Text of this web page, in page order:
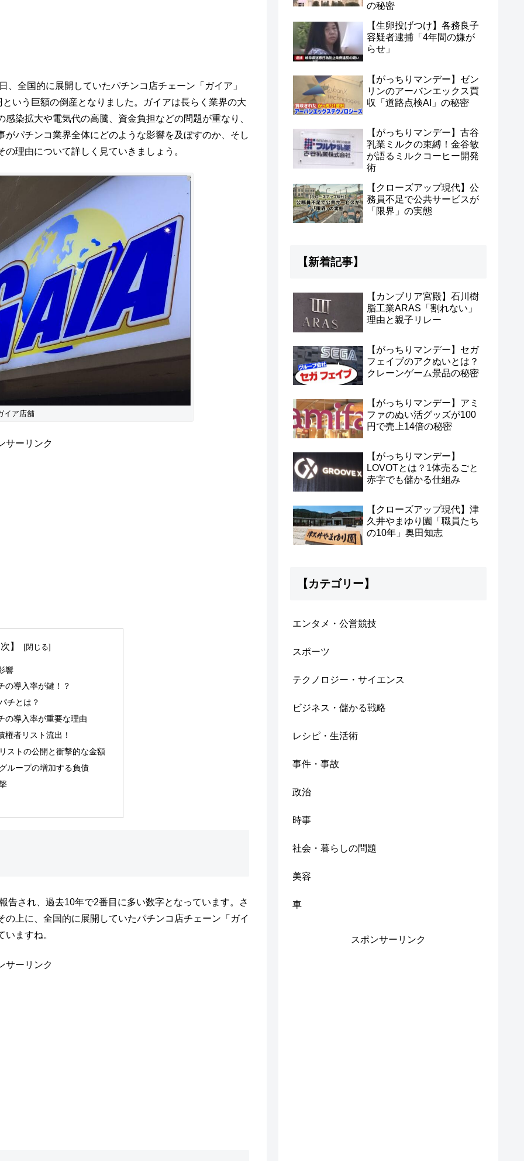
全国的に展開していたパチンコ店チェーン「ガイア」
いう巨額の倒産となりました。ガイアは長らく業界の大
染拡大や電気代の高騰、資金負担などの問題が重なり、
パチンコ業界全体にどのような影響を及ぼすのか、そし
理由について詳しく見ていきましょう。
イア店舗
サーリンク
】
響
の導入率が鍵！？
チとは？
の導入率が重要な理由
権者リスト流出！
ストの公開と衝撃的な金額
ループの増加する負債
告され、過去10年で2番目に多い数字となっています。さ
上に、全国的に展開していたパチンコ店チェーン「ガイ
ますね。
サーリンク
の秘密
【生卵投げつけ】各務良子
容疑者逮捕「4年間の嫌が
らせ」
【がっちりマンデー】ゼン
リンのアーバンエックス買
収「道路点検AI」の秘密
【がっちりマンデー】古谷
乳業ミルクの束縛！金谷敏
が語るミルクコーヒー開発
術
【クローズアップ現代】公
務員不足で公共サービスが
「限界」の実態
【新着記事】
【カンブリア宮殿】石川樹
脂工業ARAS「割れない」
理由と親子リレー
【がっちりマンデー】セガ
フェイブのアクぬいとは？
クレーンゲーム景品の秘密
【がっちりマンデー】アミ
ファのぬい活グッズが100
円で売上14倍の秘密
【がっちりマンデー】
LOVOTとは？1体売るごと
赤字でも儲かる仕組み
【クローズアップ現代】津
久井やまゆり園「職員たち
の10年」奥田知志
【カテゴリー】
エンタメ・公営競技
スポーツ
テクノロジー・サイエンス
ビジネス・儲かる戦略
レシピ・生活術
事件・事故
政治
時事
社会・暮らしの問題
美容
車
スポンサーリンク